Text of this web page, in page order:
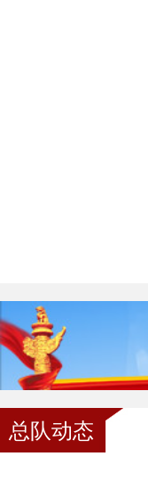
总队动态